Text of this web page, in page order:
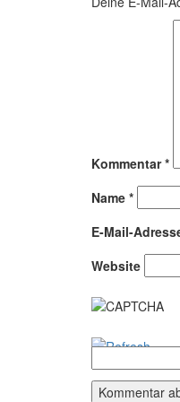
Kommentar*
Name *
E-Mail-
Website